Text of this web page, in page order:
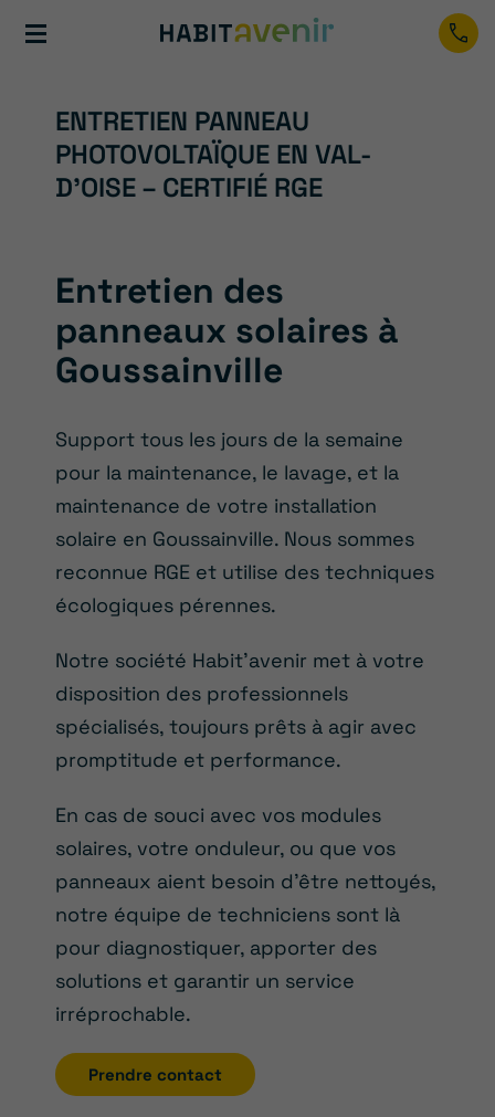
ENTRETIEN PANNEAU
PHOTOVOLTAÏQUE EN VAL-
D’OISE – CERTIFIÉ RGE
Entretien des
panneaux solaires à
Goussainville
Support tous les jours de la semaine
pour la maintenance, le lavage, et la
maintenance de votre installation
solaire en Goussainville. Nous sommes
reconnue RGE et utilise des techniques
écologiques pérennes.
Notre société Habit’avenir met à votre
disposition des professionnels
spécialisés, toujours prêts à agir avec
promptitude et performance.
En cas de souci avec vos modules
solaires, votre onduleur, ou que vos
panneaux aient besoin d’être nettoyés,
notre équipe de techniciens sont là
pour diagnostiquer, apporter des
solutions et garantir un service
irréprochable.
Prendre contact